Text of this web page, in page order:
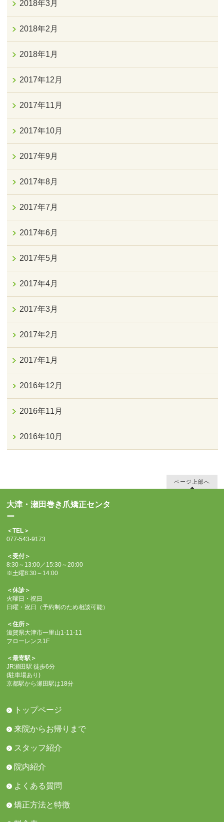
2018年3月
2018年2月
2018年1月
2017年12月
2017年11月
2017年10月
2017年9月
2017年8月
2017年7月
2017年6月
2017年5月
2017年4月
2017年3月
2017年2月
2017年1月
2016年12月
2016年11月
2016年10月
ページ上部へ
大津・瀬田巻き爪矯正センタ
ー
＜TEL＞
077-543-9173
＜受付＞
8:30～13:00／15:30～20:00
※土曜8:30～14:00
＜休診＞
火曜日・祝日
日曜・祝日（予約制のため相談可能）
＜住所＞
滋賀県大津市一里山1-11-11
フローレンス1F
＜最寄駅＞
JR瀬田駅 徒歩6分
(駐車場あり)
京都駅から瀬田駅は18分
トップページ
来院からお帰りまで
スタッフ紹介
院内紹介
よくある質問
矯正方法と特徴